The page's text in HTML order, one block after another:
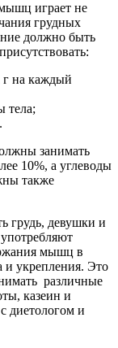
играет не
грудных
должно быть
г на каждый
тела;
занимать
10%, а углеводы
также
грудь, девушки и
мышц в
и укрепления. Это
различные
казеин и
диетологом и